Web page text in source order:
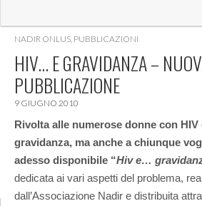
ETS
NADIR ONLUS, PUBBLICAZIONI
HIV… E GRAVIDANZA –
PUBBLICAZIONE
9 GIUGNO 2010
Rivolta alle numerose donne con
gravidanza, ma anche a chiunque
adesso disponibile “Hiv e…
dedicata ai vari aspetti del problema,
dall’Associazione Nadir e distribuita